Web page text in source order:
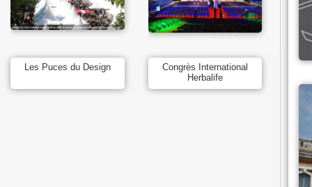
Congrès International
Herbalife
Les Puces du Design